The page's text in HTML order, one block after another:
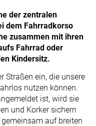
der zentralen
dem Fahrradkorso
zusammen mit ihren
Fahrrad oder
Kindersitz.
Straßen ein, die unsere
nutzen können.
ist, wird sie
und Korker sichern
auf breiten